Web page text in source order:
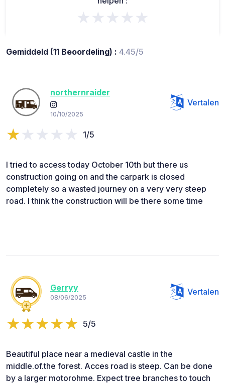
★★★★★
Gemiddeld (11 Beoordeling) : 4.45/5
northernraider
10/10/2025
Vertalen
1/5
I tried to access today October 10th but there us
construction going on and the carpark is closed
completely so a wasted journey on a very very steep
road. I think the construction will be there some time
Gerryy
08/06/2025
Vertalen
5/5
Beautiful place near a medieval castle in the
middle.of.the forest. Acces road is steep. Can be done
by a larger motorohme. Expect tree branches to touch